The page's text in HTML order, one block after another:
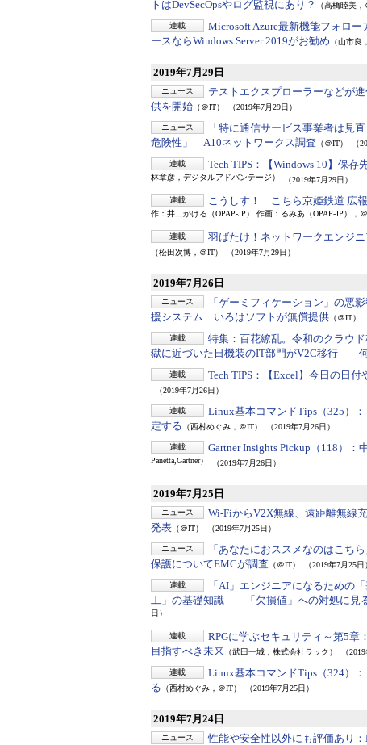
トはDevSecOpsやログ監視にあり？ （高橋睦美，
連載 Microsoft Azure最新機能フォロー
ースならWindows Server 2019がお勧め （山市良
2019年7月29日
ニュース テストエクスプローラーなどが進
供を開始 （＠IT） （2019年7月29日）
ニュース 「特に通信サービス事業者は見
危険性」 A10ネットワークス調査 （＠IT） （
連載 Tech TIPS： 【Windows 10】保
林章彦，デジタルアドバンテージ） （2019年7月29日）
連載 こうしす！ こちら京姫鉄道 広
作：井二かける（OPAP-JP） 作画：るみあ（OPAP-JP），＠
連載 羽ばたけ！ネットワークエンジニ
（松田次博，＠IT） （2019年7月29日）
2019年7月26日
ニュース 「ゲーミフィケーション」の悪影
援システム いろはソフトが無償提供 （＠IT）
連載 特集：百花繚乱。令和のクラウド
獄に近づいた日機装のIT部門がV2C移行――
連載 Tech TIPS： 【Excel】今日の日
（2019年7月26日）
連載 Linux基本コマンドTips（325）：
定する （西村めぐみ，＠IT） （2019年7月26日）
連載 Gartner Insights Pickup（118）：
Panetta,Gartner） （2019年7月26日）
2019年7月25日
ニュース Wi-FiからV2X無線、遠距離無線
発表 （＠IT） （2019年7月25日）
ニュース 「あなたにおススメなのはこちら
保護についてEMCが調査 （＠IT） （2019年7月25日
連載 「AI」エンジニアになるための
工」の基礎知識――「欠損値」への対処に見
日）
連載 RPGに学ぶセキュリティ～第5章：
目指すべき未来 （武田一城，株式会社ラック） （
連載 Linux基本コマンドTips（324）：
る （西村めぐみ，＠IT） （2019年7月25日）
2019年7月24日
ニュース 性能や安全性以外にも評価あり：